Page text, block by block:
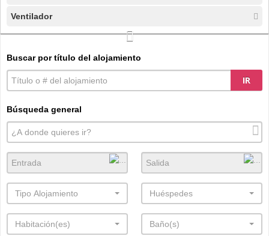
Ventilador
Buscar por título del alojamiento
IR
Búsqueda general
Tipo Alojamiento Huéspedes
Habitación(es) Baño(s)